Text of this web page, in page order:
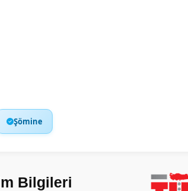
Şömine
Bilgileri